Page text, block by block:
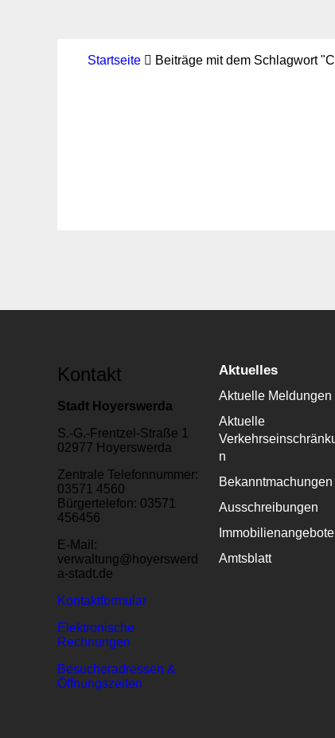
Startseite Beiträge mit dem Schlagwort
Kontakt
Stadt Hoyerswerda
S.-G.-Frentzel-Straße 1
02977 Hoyerswerda
Zentrale Telefonnummer:
03571 4560
Bürgertelefon: 03571
456456
E-Mail:
verwaltung@hoyerswerd
a-stadt.de
Kontaktformular
Elektronische
Rechnungen
Besucheradressen &
Öffnungszeiten
Aktuelles
Aktuelle Meldungen
Aktuelle
n
Bekanntmachungen
Ausschreibungen
Immobilienangebote
Amtsblatt